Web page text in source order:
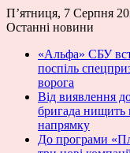
П’ятниця, 7 Серпня
Останні новини
«Альфа» СБУ
поспіль
ворога
Від виявлення
бригада нищить
напрямку
До програми